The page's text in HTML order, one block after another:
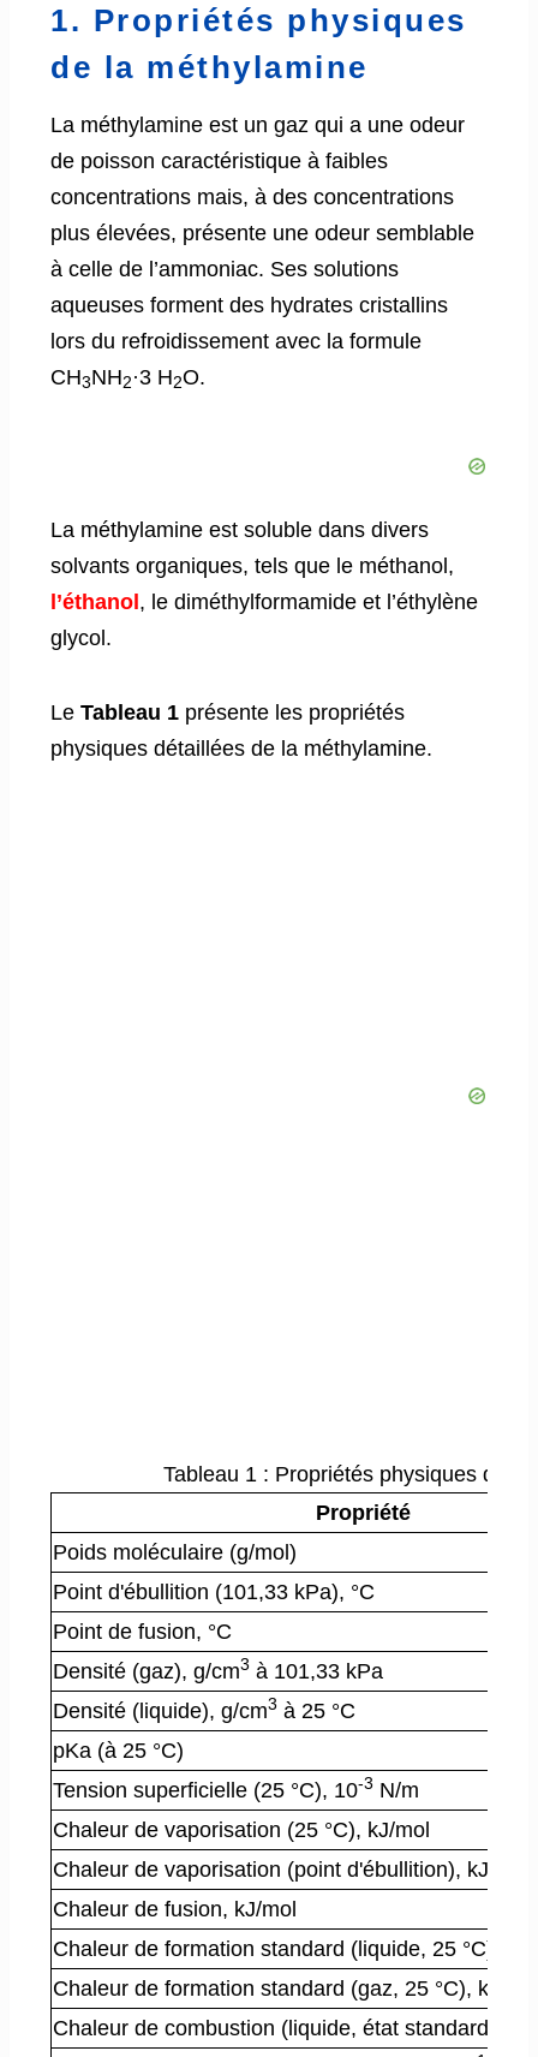
1. Propriétés physiques
de la méthylamine
La méthylamine est un gaz qui a une odeur
de poisson caractéristique à faibles
concentrations mais, à des concentrations
plus élevées, présente une odeur semblable
à celle de l’ammoniac. Ses solutions
aqueuses forment des hydrates cristallins
lors du refroidissement avec la formule
CH3NH2 ·3 H2O.
La méthylamine est soluble dans divers
solvants organiques, tels que le méthanol,
l’éthanol, le diméthylformamide et l’éthylène
glycol.
Le Tableau 1 présente les propriétés
physiques détaillées de la méthylamine.
Tableau 1 : Propriétés physiques de la
Propriété
Poids moléculaire (g/mol)
Point d'ébullition (101,33 kPa), °C
Point de fusion, °C
Densité (gaz), g/cm3 à 101,33 kPa
Densité (liquide), g/cm3 à 25 °C
pKa (à 25 °C)
Tension superficielle (25 °C), 10-3 N/m
Chaleur de vaporisation (25 °C), kJ/mol
Chaleur de vaporisation (point d'ébullition), kJ/mol
Chaleur de fusion, kJ/mol
Chaleur de formation standard (liquide, 25 °C), kJ/
Chaleur de formation standard (gaz, 25 °C), kJ/
Chaleur de combustion (liquide, état standard, 25